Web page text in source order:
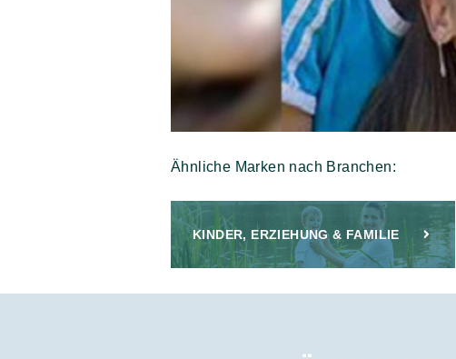
Ähnliche Marken nach Branchen:
KINDER, ERZIEHUNG & FAMILIE